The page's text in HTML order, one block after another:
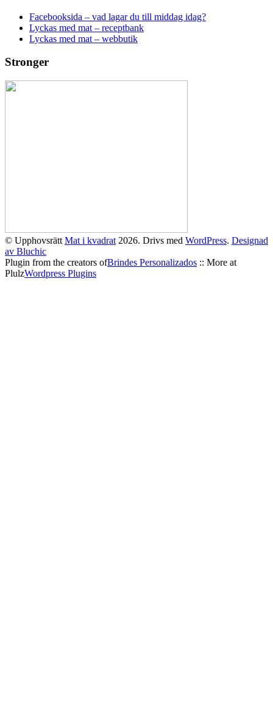
Facebooksida – vad lagar du till middag idag?
Lyckas med mat – receptbank
Lyckas med mat – webbutik
Stronger
© Upphovsrätt Mat i kvadrat 2026. Drivs med WordPress. Designad
av Bluchic
Plugin from the creators ofBrindes Personalizados :: More at
PlulzWordpress Plugins